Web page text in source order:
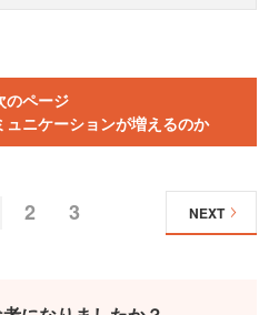
のページ
ニケーションが増えるのか
2 3 NEXT